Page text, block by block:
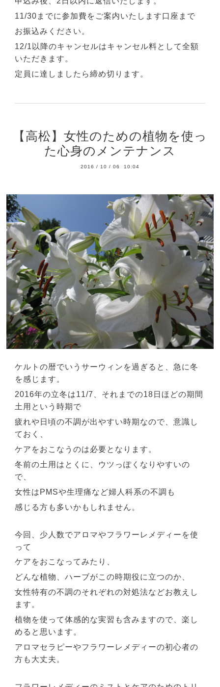
11/30までに参加費をご案内いたします口座まで
お振込みください。
12/1以降のキャンセルはキャンセル料として全額
いただきます。
定員に達しましたら締め切ります。
【高松】女性のための植物を使っ
た心身のメンテナンス
2016 / 10 / 06 10:04
ケルトの暦でいうサーウィンを過ぎると、急に冬
を感じます。
2016年の立冬は11/7、それまでの18日ほどの期間
土用という時期で
疲れや日頃の不調が出やすい時期なので、意識し
ておく、
ケアをおこなうのは必要となります。
冬前の土用はとくに、ウツっぽくなりやすいの
で、
女性はPMSや生理痛など婦人科系の不調も
感じる方も多いかもしれません。
今回、少人数でアロマやフラワーレメディーを使
って
ケアをおこなってみたり、
どんな植物、ハーブがこの時期役に立つのか、
女性特有の不調のそれぞれの対処法などお教えし
ます。
植物を使って体感的な実習も含みますので、楽し
めると思います。
アロマセラピーやフラワーレメディーの初心者の
方も大丈夫。